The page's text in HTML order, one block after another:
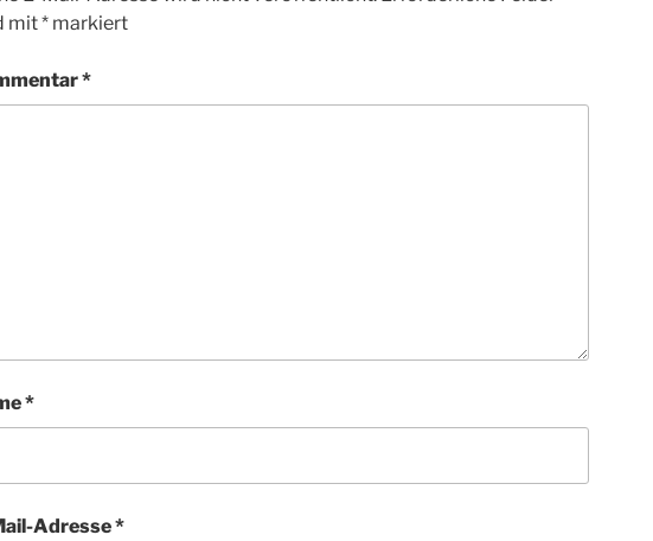
mit* markiert
*
*
Adresse*